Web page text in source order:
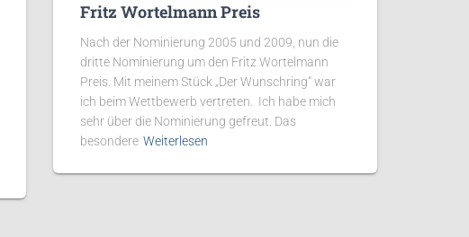
Fritz Wortelmann Preis
Nach der Nominierung 2005 und 2009, nun die
dritte Nominierung um den Fritz Wortelmann
Preis. Mit meinem Stück „Der Wunschring“ war
ich beim Wettbewerb vertreten. Ich habe mich
sehr über die Nominierung gefreut. Das
besondere Weiterlesen